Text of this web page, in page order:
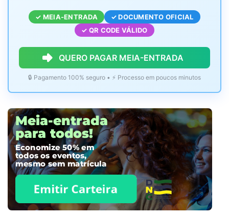
✓ MEIA-ENTRADA
✓ DOCUMENTO OFICIAL
✓ QR CODE VÁLIDO
QUERO PAGAR MEIA-ENTRADA
🔒 Pagamento 100% seguro • ⚡ Processo em poucos minutos